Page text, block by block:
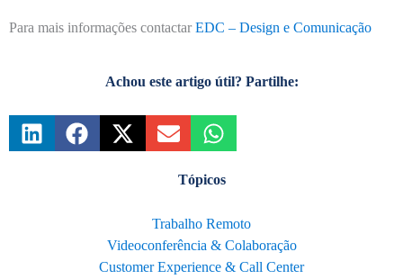
Para mais informações contactar EDC – Design e Comunicação
Achou este artigo útil? Partilhe:
Tópicos
Trabalho Remoto
Videoconferência & Colaboração
Customer Experience & Call Center